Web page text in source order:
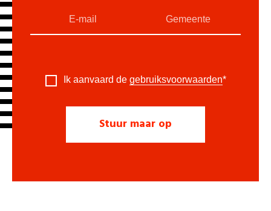
Ik aanvaard de gebruiksvoorwaarden*